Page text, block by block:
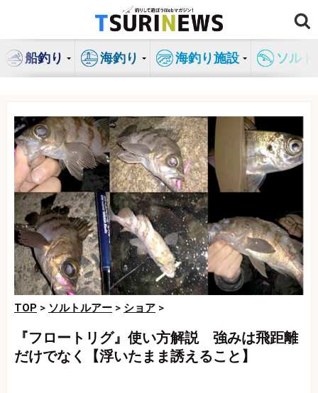
ン
船釣り 海釣り 海釣り施設 ソル
TOP > ソルトルアー > ショア >
『フロートリグ』使い方解説 強みは飛距離
だけでなく【浮いたまま誘えること】